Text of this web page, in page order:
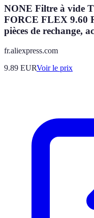
NONE Filtre à vide
FORCE FLEX 9.60
pièces de rechange,
fr.aliexpress.com
9.89 EURVoir le prix